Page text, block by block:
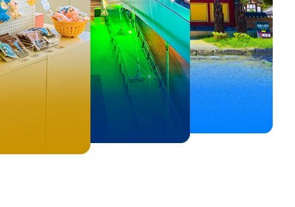
더 재미있어지는숲길부터 천년 고찰까지!뚜벅이 여행자 주목🚶
양양 1박 2일 코스
백제의 숨결을 따라,
부여에서 만나는 여름
<호프>, <동궁> 여운 따라🎬
실속 있게 떠나는 해남 여행
로컬 감성 수집!
전국 로컬 기념품숍 3곳⭐
우리말이 더 재미있어지는
세종 한글 여행
숲길부터 천년 고찰까지!
마음에 쉼을 더하는 부안
뚜벅이 여행자 주목🚶
양양 1박 2일 코스
백제의 숨결을 따라,
부여에서 만나는 여름